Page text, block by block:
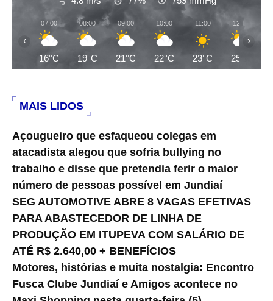
07:00
16°C
08:00
19°C
09:00
21°C
10:00
22°C
11:00
23°C
12:00
25°C
‹ ›
MAIS LIDOS
Açougueiro que esfaqueou colegas em
atacadista alegou que sofria bullying no
trabalho e disse que pretendia ferir o maior
número de pessoas possível em Jundiaí
SEG AUTOMOTIVE ABRE 8 VAGAS EFETIVAS
PARA ABASTECEDOR DE LINHA DE
PRODUÇÃO EM ITUPEVA COM SALÁRIO DE
ATÉ R$ 2.640,00 + BENEFÍCIOS
Motores, histórias e muita nostalgia: Encontro
Fusca Clube Jundiaí e Amigos acontece no